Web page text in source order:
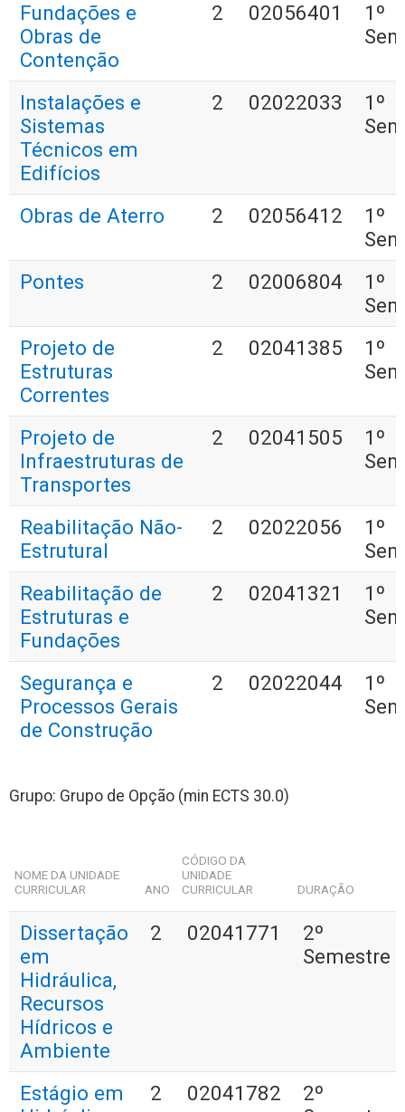
Fundações e
Obras de
Contenção
2 02056401
1º
Instalações e
Sistemas
Técnicos em
Edifícios
2 02022033
1º
Obras de Aterro 2 02056412
1º
Pontes
2 02006804
1º
Projeto de
Estruturas
Correntes
2 02041385
1º
Projeto de
Infraestruturas de
Transportes
2 02041505
1º
Reabilitação Não-
Estrutural
2 02022056
1º
Reabilitação de
Estruturas e
Fundações
2 02041321
1º
Segurança e
Processos Gerais
de Construção
2 02022044
1º
Grupo: Grupo de Opção (min ECTS 30.0)
NOME DA UNIDADE
CURRICULAR
ANO
CÓDIGO DA
UNIDADE
CURRICULAR
DURAÇÃO
Dissertação
em
Hidráulica,
Recursos
Hídricos e
Ambiente
2 02041771
2º
Semestre
Estágio em
2 02041782
2º